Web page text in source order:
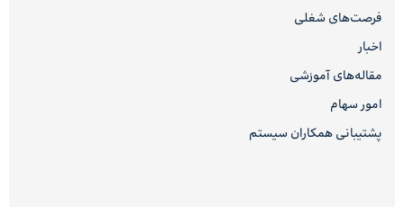
فرصت‌های شغلی
اخبار
مقاله‌های آموزشی
امور سهام
پشتیبانی همکاران سیستم